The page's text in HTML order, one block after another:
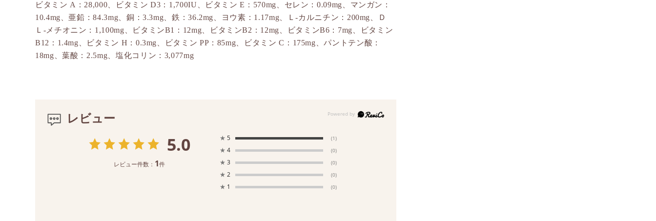
ビタミン A：28,000、ビタミン D3：1,700IU、ビタミン E：570mg、セレン：0.09mg、マンガン：
10.4mg、亜鉛：84.3mg、銅：3.3mg、鉄：36.2mg、ヨウ素：1.17mg、Ｌ-カルニチン：200mg、Ｄ
Ｌ-メチオニン：1,100mg、ビタミンB1：12mg、ビタミンB2：12mg、ビタミンB6：7mg、ビタミン
B12：1.4mg、ビタミン H：0.3mg、ビタミン PP：85mg、ビタミン C：175mg、パントテン酸：
18mg、葉酸：2.5mg、塩化コリン：3,077mg
レビュー
5.0
レビュー件数： 1件
★ 5 (1)
★ 4 (0)
★ 3 (0)
★ 2 (0)
★ 1 (0)